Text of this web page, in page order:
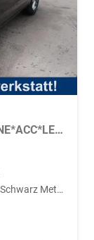
Comfortline 1.5 TSI DSG COMFORTLINE*ACC*LED*PDC*KAMERA*NAVI*SHZ* 7-SITZER 17-ZOLL
Grenadilla Schwarz Metallic